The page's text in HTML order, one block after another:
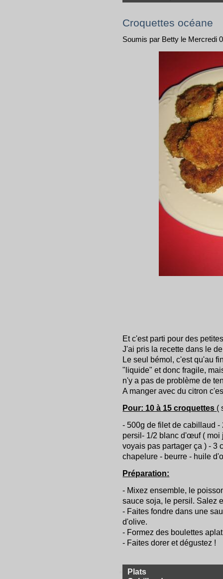
Croquettes océane
Soumis par Betty le Mercredi
Et c'est parti pour des
J'ai pris la recette dans le
Le seul bémol, c'est qu'au
"liquide" et donc fragile,
n'y a pas de problème de
A manger avec du citron
Pour: 10 à 15 croquettes (
- 500g de filet de cabillaud
persil- 1/2 blanc d'œuf ( moi
voyais pas partager ça ) - 3
chapelure - beurre - huile
Préparation:
- Mixez ensemble, le
sauce soja, le persil. Salez
- Faites fondre dans une
d'olive.
- Formez des boulettes
- Faites dorer et dégustez !
Plats